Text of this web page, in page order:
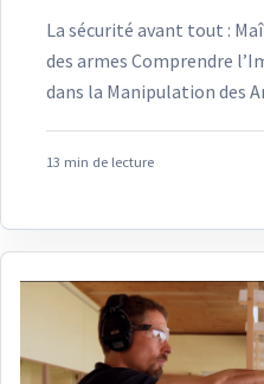
La sécurité avant tout :
des armes Comprendre
dans la Manipulation des
13 min de lecture